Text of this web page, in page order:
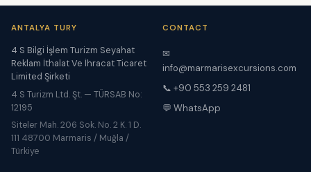
ANTALYA TURY
4 S Bilgi İşlem Turizm Seyahat
Reklam İthalat Ve İhracat Ticaret
Limited Şirketi
4 S Turizm Ltd. Şt. — TÜRSAB No:
12195
Siteler Mah. 206 Sok. No. 2 K. 1 D.
111 48700 Marmaris / Muğla /
Türkiye
CONTACT
✉
info@marmarisexcursions.com
📞 +90 553 259 2481
💬 WhatsApp